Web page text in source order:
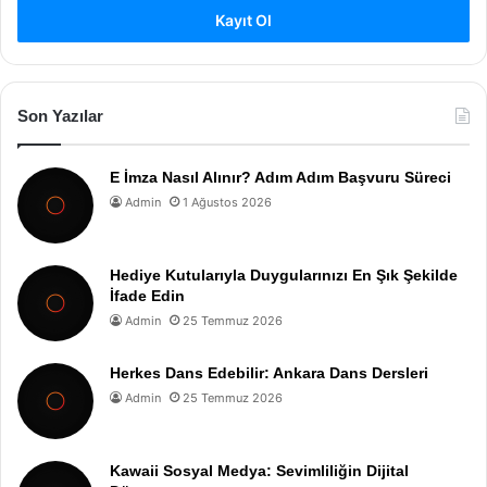
Kayıt Ol
Son Yazılar
E İmza Nasıl Alınır? Adım Adım Başvuru Süreci
Admin 1 Ağustos 2026
Hediye Kutularıyla Duygularınızı En Şık Şekilde
İfade Edin
Admin 25 Temmuz 2026
Herkes Dans Edebilir: Ankara Dans Dersleri
Admin 25 Temmuz 2026
Kawaii Sosyal Medya: Sevimliliğin Dijital